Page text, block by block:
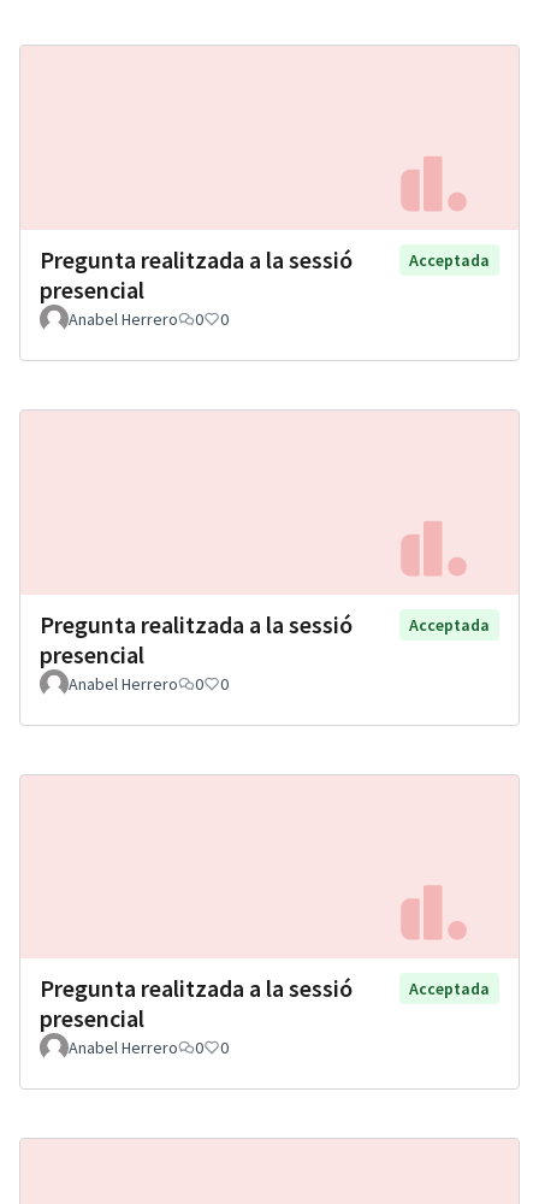
Pregunta realitzada a la sessió
presencial
Acceptada
Anabel Herrero 0 0
Pregunta realitzada a la sessió
presencial
Acceptada
Anabel Herrero 0 0
Pregunta realitzada a la sessió
presencial
Acceptada
Anabel Herrero 0 0